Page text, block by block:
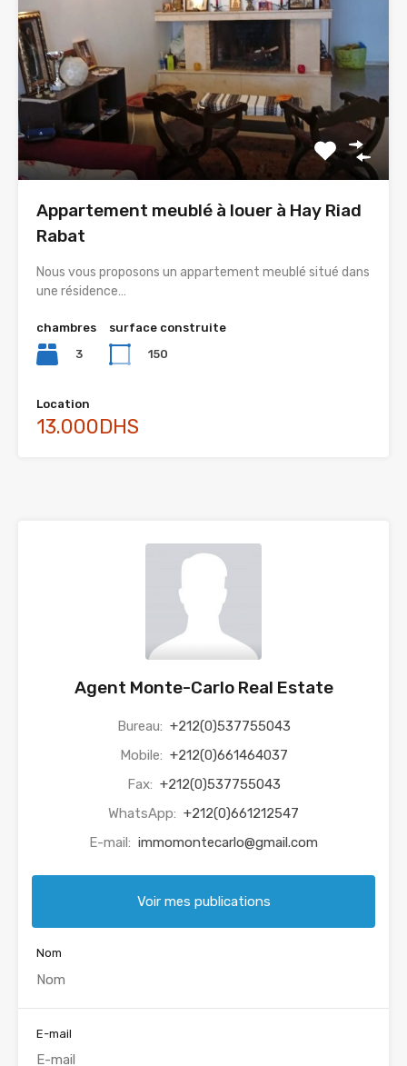
Appartement meublé à louer à Hay Riad
Rabat
Nous vous proposons un appartement meublé situé dans
une résidence…
chambres
3
surface construite
150
Location
13.000DHS
Agent Monte-Carlo Real Estate
Bureau: +212(0)537755043
Mobile: +212(0)661464037
Fax: +212(0)537755043
WhatsApp: +212(0)661212547
E-mail: immomontecarlo@gmail.com
Voir mes publications
Nom
E-mail